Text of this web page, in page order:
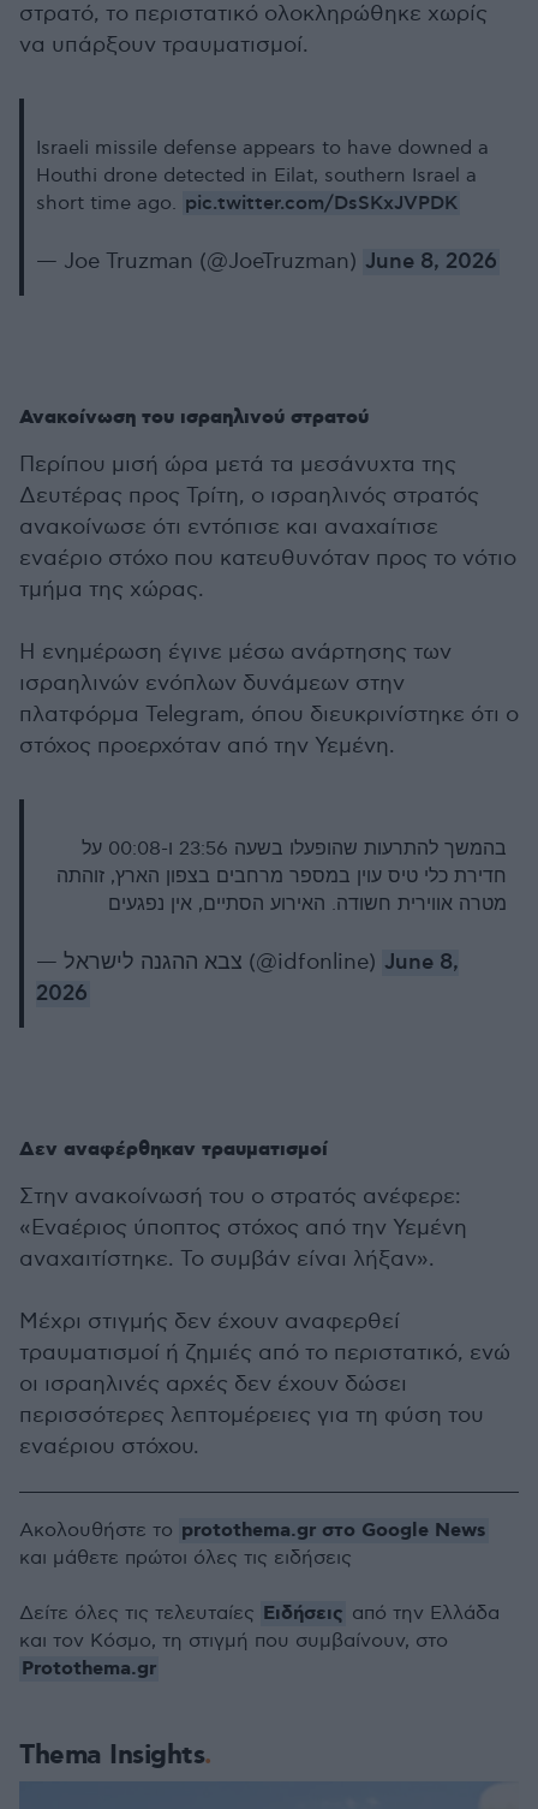
στρατό, το περιστατικό ολοκληρώθηκε χωρίς
να υπάρξουν τραυματισμοί.
Israeli missile defense appears to have downed a
Houthi drone detected in Eilat, southern Israel a
short time ago. pic.twitter.com/DsSKxJVPDK
— Joe Truzman (@JoeTruzman) June 8, 2026
Ανακοίνωση του ισραηλινού στρατού
Περίπου μισή ώρα μετά τα μεσάνυχτα της
Δευτέρας προς Τρίτη, ο ισραηλινός στρατός
ανακοίνωσε ότι εντόπισε και αναχαίτισε
εναέριο στόχο που κατευθυνόταν προς το νότιο
τμήμα της χώρας.
Η ενημέρωση έγινε μέσω ανάρτησης των
ισραηλινών ενόπλων δυνάμεων στην
πλατφόρμα Telegram, όπου διευκρινίστηκε ότι ο
στόχος προερχόταν από την Υεμένη.
בהמשך להתרעות שהופעלו בשעה 23:56 ו-00:08 על
חדירת כלי טיס עוין במספר מרחבים בצפון הארץ, זוהתה
מטרה אווירית חשודה. האירוע הסתיים, אין נפגעים
— צבא ההגנה לישראל (@idfonline) June 8,
2026
Δεν αναφέρθηκαν τραυματισμοί
Στην ανακοίνωσή του ο στρατός ανέφερε:
«Εναέριος ύποπτος στόχος από την Υεμένη
αναχαιτίστηκε. Το συμβάν είναι λήξαν».
Μέχρι στιγμής δεν έχουν αναφερθεί
τραυματισμοί ή ζημιές από το περιστατικό, ενώ
οι ισραηλινές αρχές δεν έχουν δώσει
περισσότερες λεπτομέρειες για τη φύση του
εναέριου στόχου.
Thema Insights
Ακολουθήστε το protothema.gr στο Google News
και μάθετε πρώτοι όλες τις ειδήσεις
Δείτε όλες τις τελευταίες Ειδήσεις από την Ελλάδα
και τον Κόσμο, τη στιγμή που συμβαίνουν, στο
Protothema.gr